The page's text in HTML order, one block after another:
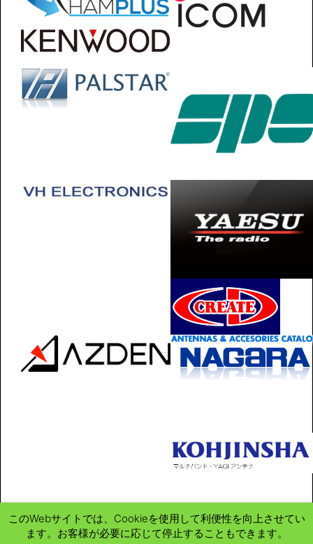
Copyright ©2017-2026H&Cハムショップ 我ら無線人合同会社All Rights
このWebサイトでは、Cookieを使用して利便性を向上させてい
ます。お客様が必要に応じて停止することもできます。